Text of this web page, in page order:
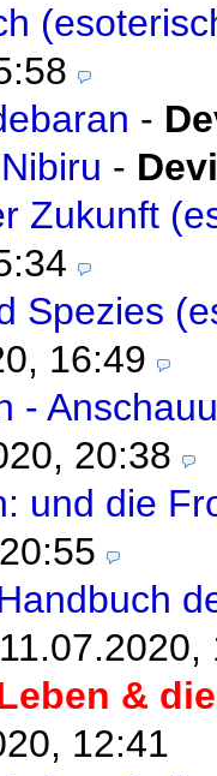
-
-
Zukunft
Spezies
16:49
-
20:38
und die
11.07.2020,
&
12:41